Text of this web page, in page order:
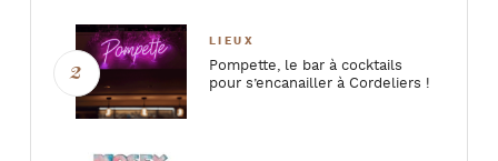
LIEUX
Pompette, le bar à cocktails
pour s’encanailler à Cordeliers !